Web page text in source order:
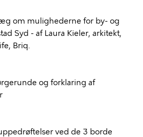
om mulighederne for by- og
Syd - af Laura Kieler, arkitekt,
Briq.
og forklaring af
ved de 3 borde